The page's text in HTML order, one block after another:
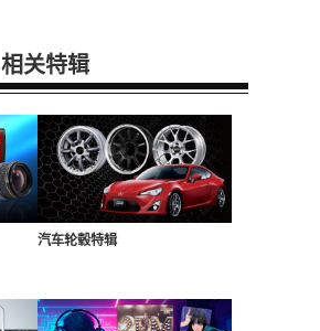
相关特辑
汽车轮毂特辑